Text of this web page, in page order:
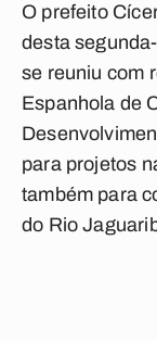
O prefeito
desta
se reuniu com
Espanhola de
para projetos
também para
do Rio